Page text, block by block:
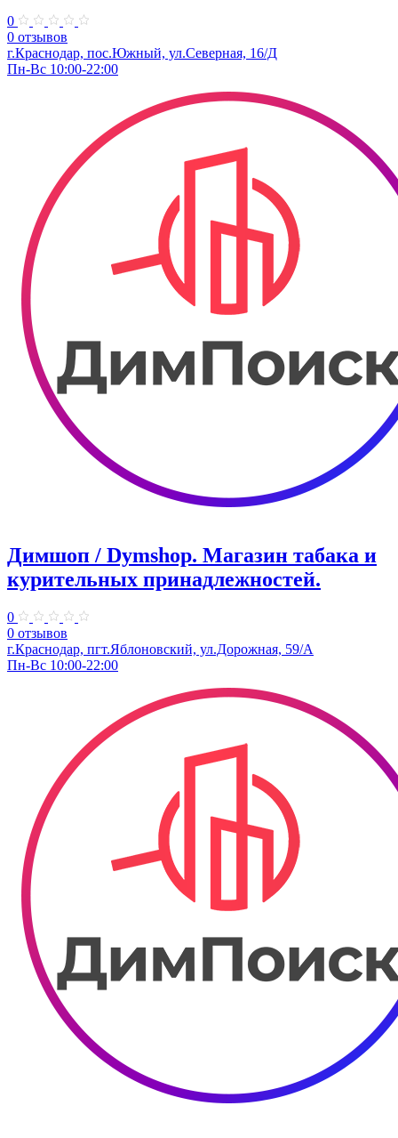
0
0 отзывов
г.Краснодар, пос.Южный, ул.Северная, 16/Д
Пн-Вс 10:00-22:00
Димшоп / Dymshop. Магазин табака и
курительных принадлежностей.
0
0 отзывов
г.Краснодар, пгт.Яблоновский, ул.Дорожная, 59/А
Пн-Вс 10:00-22:00